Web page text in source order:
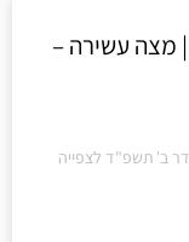
מצה עשירה –
ב' תשפ"ד לצפייה